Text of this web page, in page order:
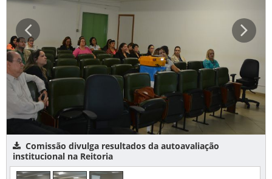
Comissão divulga resultados da autoavaliação
institucional na Reitoria